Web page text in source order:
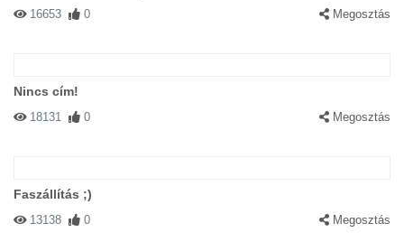
16653 0 Megosztás
Nincs cím!
18131 0 Megosztás
Faszállítás ;)
13138 0 Megosztás